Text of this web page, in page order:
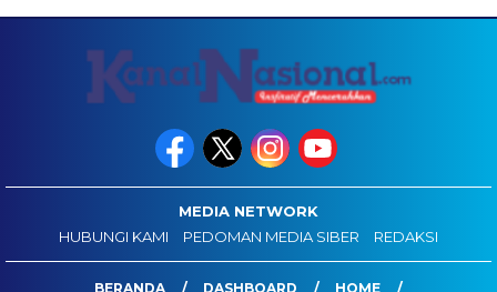
MEDIA NETWORK
HUBUNGI KAMI
PEDOMAN MEDIA SIBER REDAKSI
BERANDA DASHBOARD HOME